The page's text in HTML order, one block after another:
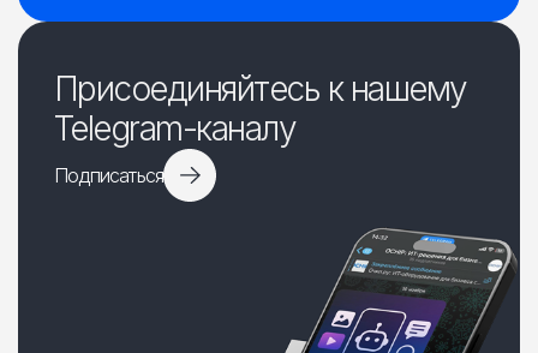
Присоединяйтесь к нашему
Telegram-каналу
Подписаться